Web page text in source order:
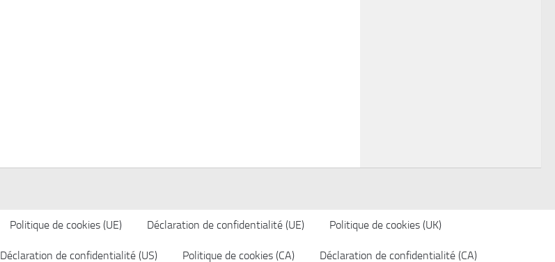
Politique de cookies (UE) Déclaration de confidentialité (UE) Politique de cookies (UK)
Déclaration de confidentialité (US) Politique de cookies (CA) Déclaration de confidentialité (CA)